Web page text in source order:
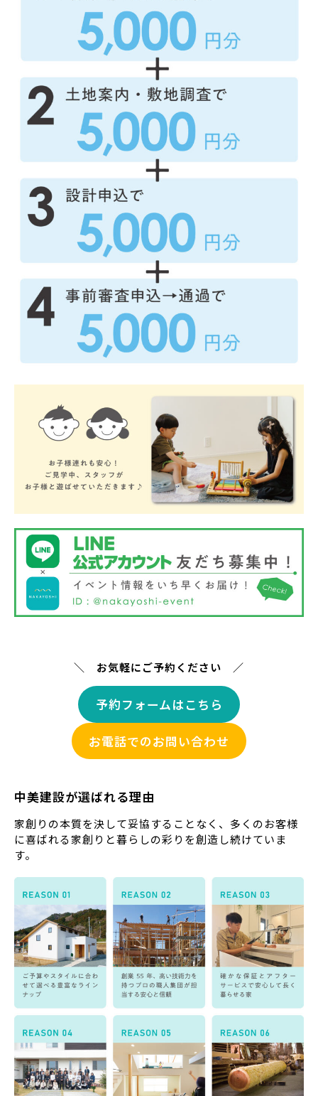
＼ お気軽にご予約ください ／
予約フォームはこちら
お電話でのお問い合わせ
中美建設が選ばれる理由
家創りの本質を決して妥協することなく、多くのお客様
に喜ばれる家創りと暮らしの彩りを創造し続けていま
す。